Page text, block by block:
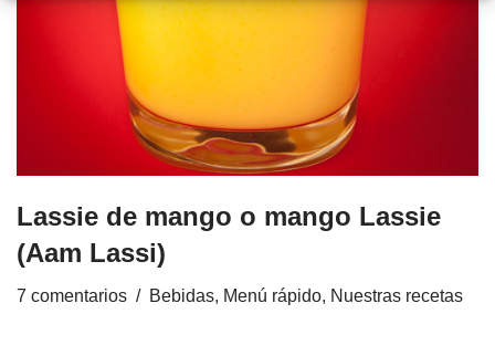
Lassie de mango o mango Lassie
(Aam Lassi)
7 comentarios Bebidas, Menú rápido, Nuestras recetas